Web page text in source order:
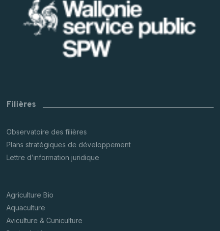
Filières
Observatoire des filières
Plans stratégiques de développement
Lettre d’information juridique
Agriculture Bio
Aquaculture
Aviculture & Cuniculture